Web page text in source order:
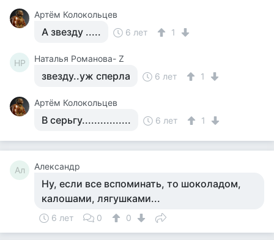
Артём Колокольцев
А звезду ..... 6 лет 1
НР Наталья Романова- Z
звезду..уж сперла 6 лет 1
Артём Колокольцев
В серьгу................ 6 лет 1
Ал Александр
Ну, если все вспоминать, то шоколадом,
калошами, лягушками...
6 лет 0 0